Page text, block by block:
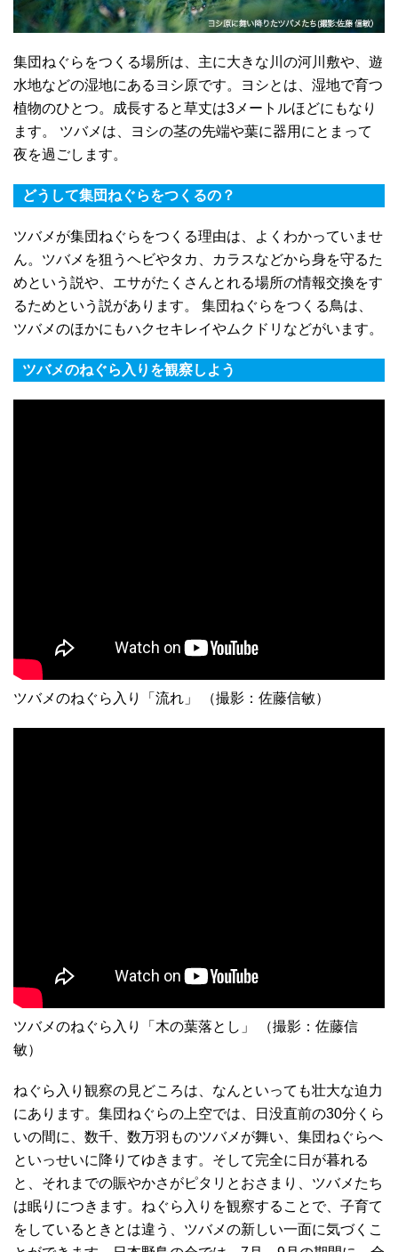
集団ねぐらをつくる場所は、主に大きな川の河川敷や、遊
水地などの湿地にあるヨシ原です。ヨシとは、湿地で育つ
植物のひとつ。成長すると草丈は3メートルほどにもなり
ます。 ツバメは、ヨシの茎の先端や葉に器用にとまって
夜を過ごします。
どうして集団ねぐらをつくるの？
ツバメが集団ねぐらをつくる理由は、よくわかっていませ
ん。ツバメを狙うヘビやタカ、カラスなどから身を守るた
めという説や、エサがたくさんとれる場所の情報交換をす
るためという説があります。 集団ねぐらをつくる鳥は、
ツバメのほかにもハクセキレイやムクドリなどがいます。
ツバメのねぐら入りを観察しよう
ツバメのねぐら入り「流れ」 （撮影：佐藤信敏）
ツバメのねぐら入り「木の葉落とし」 （撮影：佐藤信
敏）
ねぐら入り観察の見どころは、なんといっても壮大な迫力
にあります。集団ねぐらの上空では、日没直前の30分くら
いの間に、数千、数万羽ものツバメが舞い、集団ねぐらへ
といっせいに降りてゆきます。そして完全に日が暮れる
と、それまでの賑やかさがピタリとおさまり、ツバメたち
は眠りにつきます。ねぐら入りを観察することで、子育て
をしているときとは違う、ツバメの新しい一面に気づくこ